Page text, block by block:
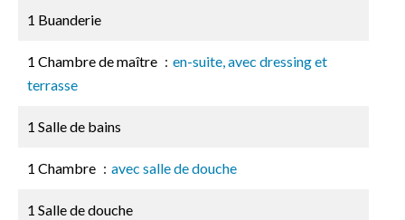
1 Buanderie
1 Chambre de maître
en-suite, avec dressing et
terrasse
1 Salle de bains
1 Chambre avec salle de douche
1 Salle de douche